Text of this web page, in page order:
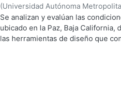
(Universidad Autónoma
de Servicios de Información.,
Se analizan y evalúan las
ubicado en la Paz, Baja
las herramientas de diseño que